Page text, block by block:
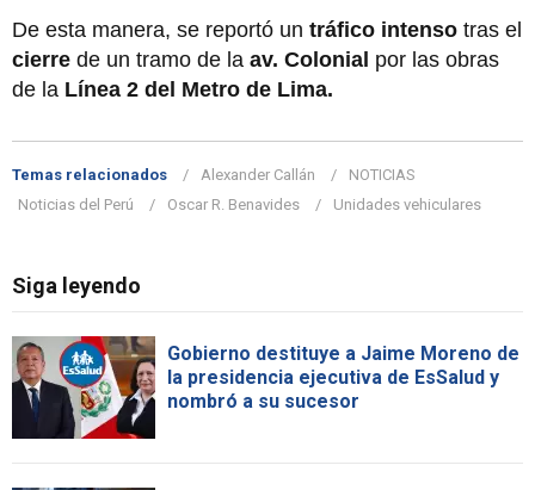
De esta manera, se reportó un tráfico intenso tras el
cierre de un tramo de la av. Colonial por las obras
de la Línea 2 del Metro de Lima.
Temas relacionados Alexander Callán
NOTICIAS
Noticias del Perú
Oscar R. Benavides Unidades vehiculares
Siga leyendo
Gobierno destituye a Jaime Moreno de
la presidencia ejecutiva de EsSalud y
nombró a su sucesor